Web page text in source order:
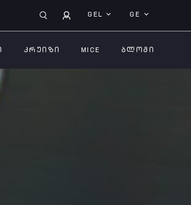
GEL GE
ᲙᲠᲣᲘᲖᲘ MICE ᲑᲚᲝᲒᲘ